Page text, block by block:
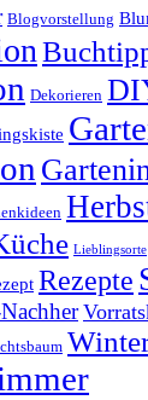
Blogvorstellung
Dekorieren
Lieblingsorte
Rezepte